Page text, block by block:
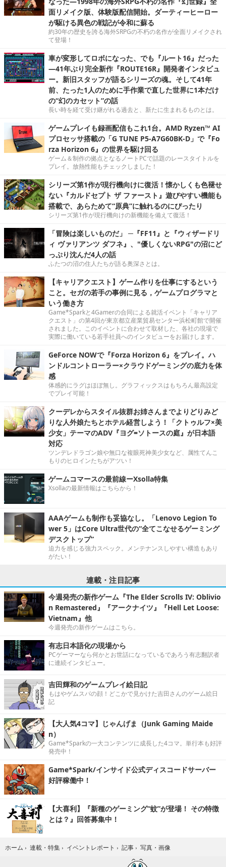
面リメイク版、体験版配信開始。ダーティーヒーロー
が駆ける異色の戦記が令和に蘇る
約30年の歴史を誇る海外SRPGの不朽の名作が全面リメイクされ
て登場！
車が変形してロボになった、でも『ルート16』だった
―41年ぶり完全新作『ROUTE16R』開発者インタビュ
ー。新旧スタッフが語るシリーズの魂。そして41年
前、たった1人のために手作業で直した世界に1本だけ
の“幻のカセット”の話
長い時を経て受け継がれる過去と、新たに生まれるものとは。
ゲームプレイも録画配信もこれ1台。AMD Ryzen™ AI
プロセッサ搭載の「G TUNE P5-A7G60BK-D」で『Fo
rza Horizon 6』の世界を駆け回る
ゲーム＆制作の拠点となるノートPCで話題のレースタイトルを
プレイ。放熱性能もチェックしました！
シリーズ第1作が現行機向けに復活！懐かしくも色褪せ
ない『カルドセプト ザ ファースト』遊びやすい機能も
搭載で、あらためて“原典”に触れるのにぴったり
シリーズ第1作が現行機向けの新機能を備えて復活！
「冒険は楽しいものだ」 ─『FF11』と『ウィザードリ
ィ ヴァリアンツ ダフネ』、"優しくないRPG"の沼にど
っぷり沈んだ4人の話
ふたつの沼の住人たちが語る奥深さとは。
【キャリアクエスト】ゲーム作りを仕事にするという
こと。セガの若手の事例に見る，ゲームプログラマと
いう働き方
Game*Sparkと4Gamerの合同による就活イベント「キャリア
クエスト」の第4回が東京都立産業貿易センター浜松町館で開催
されました。このイベントに合わせて取材した、各社の現場で
実際に働いている若手社員へのインタビューをお届けします。
GeForce NOWで『Forza Horizon 6』をプレイ。ハ
ンドルコントローラー×クラウドゲーミングの底力を体
感
体感的にラグはほぼ無し。グラフィックスはもちろん最高設定
でプレイ可能！
クーデレからスタイル抜群お姉さんまでよりどりみど
りな人外娘たちとホテル経営しよう！「クトゥルフ×美
少女」テーマのADV『ヨグ=ソトースの庭』が日本語
対応
ツンデレドラゴン娘や無口な複眼死神美少女など、属性てんこ
もりのヒロインたちがアツい！
ゲームコマースの最前線ーXsolla特集
Xsollaの最新情報はこちらから！
AAAゲームも制作も妥協なし。「Lenovo Legion To
wer 5」はCore Ultra世代の“全てこなせるゲーミング
デスクトップ”
迫力を感じる強力スペック。メンテナンスしやすい構造もあり
がたい！
連載・注目記事
今週発売の新作ゲーム『The Elder Scrolls IV: Oblivio
n Remastered』『アークナイツ』『Hell Let Loose:
Vietnam』他
今週発売の新作ゲームはこちら。
有志日本語化の現場から
PCゲーマーなら何かとお世話になっているであろう有志翻訳者
に連続インタビュー。
吉田輝和のゲームプレイ絵日記
もはやゲムスパの顔！どこかで見かけた吉田さんのゲーム絵日
記
【大人気4コマ】じゃんげま（Junk Gaming Maide
n）
Game*Sparkの一大コンテンツに成長した4コマ。単行本も好評
発売中！
Game*Spark/インサイド公式ディスコードサーバー
好評稼働中！
【大喜利】『新種のゲーミング“蚊”が登場！ その特徴
とは？』回答募集中！
ホーム › 連載・特集 › イベントレポート › 記事 › 写真・画像